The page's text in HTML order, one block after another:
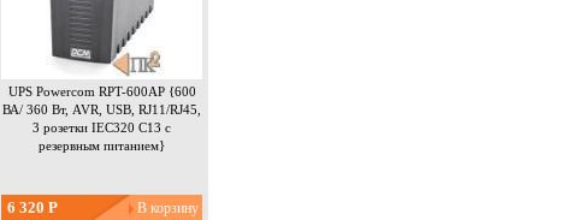
UPS Powercom RPT-600AP {600
ВА/ 360 Вт, AVR, USB, RJ11/RJ45,
3 розетки IEC320 C13 с
резервным питанием}
6 320 Р